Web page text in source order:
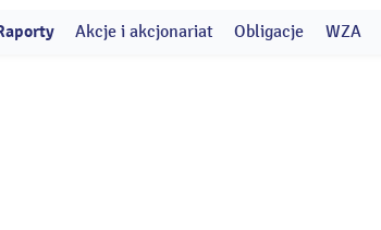
Akcje i akcjonariat Obligacje WZA